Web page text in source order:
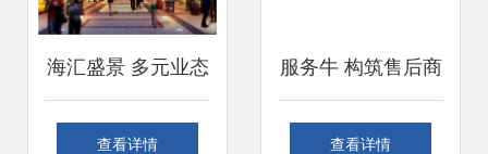
海汇盛景 多元业态
组合与专业管理服
查看详情
服务牛 构筑售后商
业安装与网络技术
查看详情